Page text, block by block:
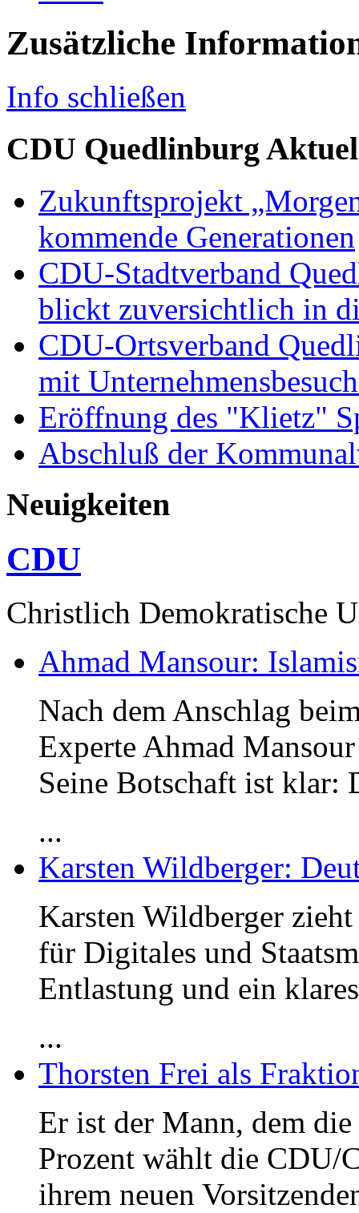
Zusätzliche
Info schließen
CDU Quedlinburg
Zukunftsprojekt
kommende Generationen
CDU-Stadtverband
blickt zuversichtlich in
CDU-Ortsverband
mit
Eröffnung des "Klietz"
Abschluß der
Neuigkeiten
CDU
Christlich Demokratische
Ahmad Mansour:
Nach dem Anschlag
Experte Ahmad
Seine Botschaft ist klar:
...
Karsten Wildberger:
Karsten Wildberger
für Digitales und
Entlastung und ein klares
...
Thorsten Frei als
Er ist der Mann, dem
Prozent wählt die CDU/
ihrem neuen